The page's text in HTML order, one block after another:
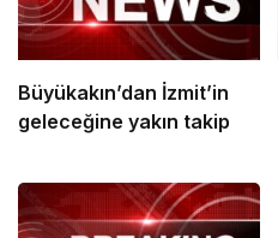
Büyükakın’dan İzmit’in
geleceğine yakın takip